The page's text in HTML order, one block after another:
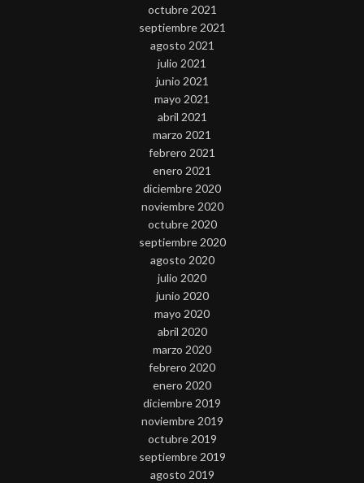
octubre 2021
septiembre 2021
agosto 2021
julio 2021
junio 2021
mayo 2021
abril 2021
marzo 2021
febrero 2021
enero 2021
diciembre 2020
noviembre 2020
octubre 2020
septiembre 2020
agosto 2020
julio 2020
junio 2020
mayo 2020
abril 2020
marzo 2020
febrero 2020
enero 2020
diciembre 2019
noviembre 2019
octubre 2019
septiembre 2019
agosto 2019